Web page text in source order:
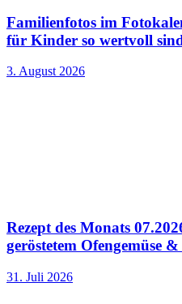
Familienfotos im
für Kinder so wertvoll
3. August 2026
Rezept des Monats
geröstetem Ofengemüse
31. Juli 2026